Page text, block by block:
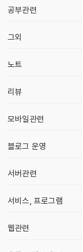
공부관련
그외
노트
리뷰
모바일관련
블로그 운영
서버관련
서비스, 프로그램
웹관련